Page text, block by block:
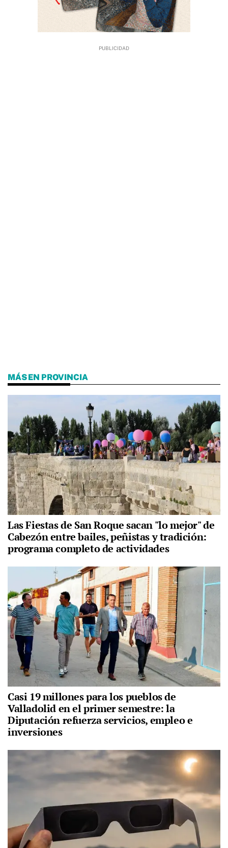
MÁS EN PROVINCIA
Las Fiestas de San Roque sacan "lo mejor" de
Cabezón entre bailes, peñistas y tradición:
programa completo de actividades
Casi 19 millones para los pueblos de
Valladolid en el primer semestre: la
Diputación refuerza servicios, empleo e
inversiones